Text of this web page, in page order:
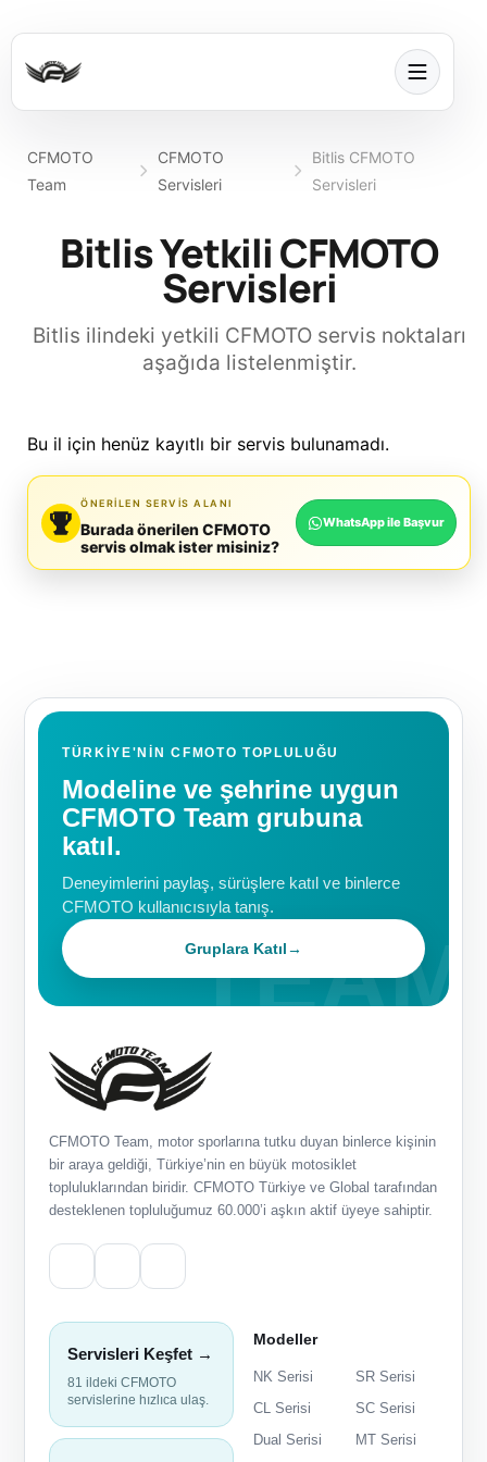
CFMOTO
Team
CFMOTO
Servisleri
Bitlis CFMOTO
Servisleri
Bitlis Yetkili CFMOTO
Servisleri
Bitlis ilindeki yetkili CFMOTO servis noktaları
aşağıda listelenmiştir.
Bu il için henüz kayıtlı bir servis bulunamadı.
ÖNERILEN SERVIS ALANI
Burada önerilen CFMOTO
servis olmak ister misiniz?
WhatsApp ile Başvur
TÜRKIYE'NIN CFMOTO TOPLULUĞU
Modeline ve şehrine uygun
CFMOTO Team grubuna
katıl.
Deneyimlerini paylaş, sürüşlere katıl ve binlerce
CFMOTO kullanıcısıyla tanış.
Gruplara Katıl→
CFMOTO Team, motor sporlarına tutku duyan binlerce kişinin
bir araya geldiği, Türkiye’nin en büyük motosiklet
topluluklarından biridir. CFMOTO Türkiye ve Global tarafından
desteklenen topluluğumuz 60.000’i aşkın aktif üyeye sahiptir.
Servisleri Keşfet →
81 ildeki CFMOTO
servislerine hızlıca ulaş.
Modeller
NK Serisi
SR Serisi
CL Serisi
SC Serisi
Dual Serisi
MT Serisi